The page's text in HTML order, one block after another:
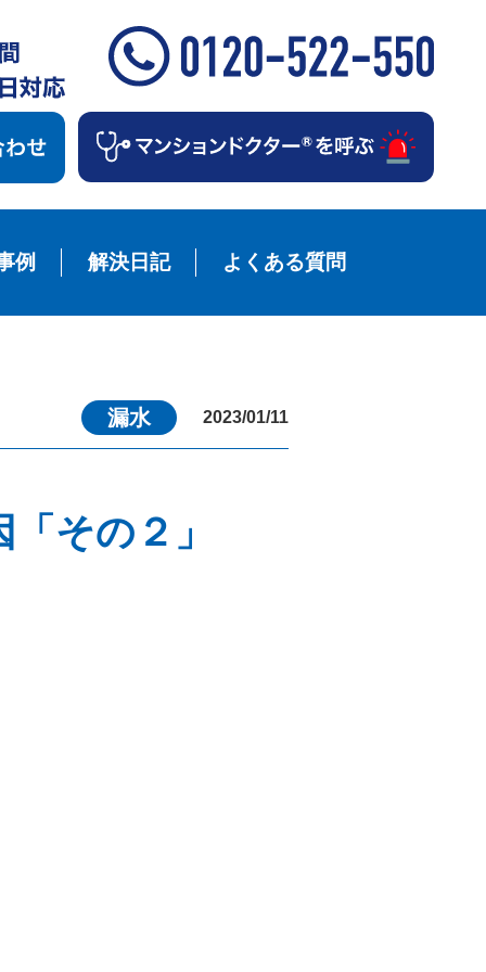
例 解決日記 よくある質問
漏水 2023/01/11
その２」